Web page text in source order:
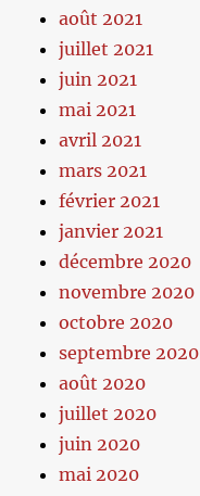
août 2021
juillet 2021
juin 2021
mai 2021
avril 2021
mars 2021
février 2021
janvier 2021
décembre 2020
novembre 2020
octobre 2020
septembre 2020
août 2020
juillet 2020
juin 2020
mai 2020